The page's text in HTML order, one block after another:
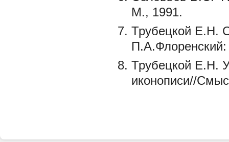
М., 1991.
Трубецкой Е.Н.
Трубецкой Е.Н.
иконописи//